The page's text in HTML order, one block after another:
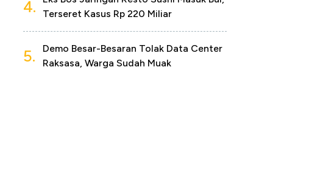
4.
Terseret Kasus Rp 220 Miliar
5.
Demo Besar-Besaran Tolak Data Center
Raksasa, Warga Sudah Muak